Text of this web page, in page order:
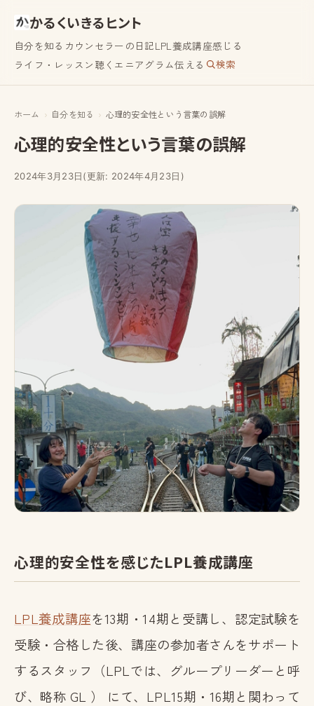
かるくいきるヒント
自分を知る カウンセラーの日記LPL養成講座感じる
ライフ・レッスン 聴く エニアグラム伝える 検索
ホーム 自分を知る 心理的安全性という言葉の誤解
心理的安全性という言葉の誤解
2024年3月23日(更新: 2024年4月23日)
心理的安全性を感じたLPL養成講座
LPL養成講座を13期・14期と受講し、認定試験を
受験・合格した後、講座の参加者さんをサポート
するスタッフ（LPLでは、グループリーダーと呼
び、略称 GL ） にて、LPL15期・16期と関わって